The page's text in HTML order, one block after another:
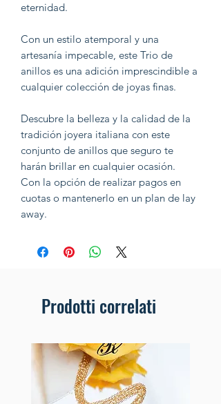
eternidad.
Con un estilo atemporal y una
artesanía impecable, este Trio de
anillos es una adición imprescindible a
cualquier colección de joyas finas.
Descubre la belleza y la calidad de la
tradición joyera italiana con este
conjunto de anillos que seguro te
harán brillar en cualquier ocasión.
Con la opción de realizar pagos en
cuotas o mantenerlo en un plan de lay
away.
Prodotti correlati